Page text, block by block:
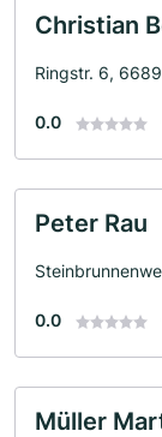
Christian
Ringstr. 6,
0.0
Peter Rau
0.0
Müller